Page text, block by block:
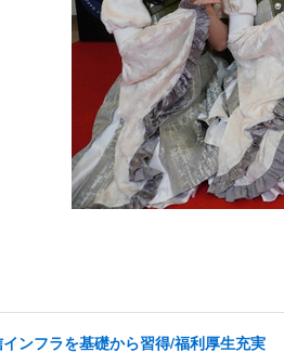
ンフラを基礎から習得/福利厚生充実